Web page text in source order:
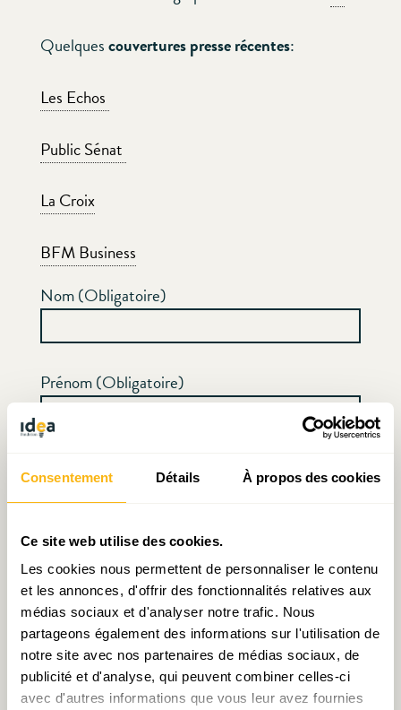
Consentement Détails À propos des cookies
Ce site web utilise des cookies.
Les cookies nous permettent de personnaliser le contenu
et les annonces, d'offrir des fonctionnalités relatives aux
médias sociaux et d'analyser notre trafic. Nous
partageons également des informations sur l'utilisation de
notre site avec nos partenaires de médias sociaux, de
publicité et d'analyse, qui peuvent combiner celles-ci
avec d'autres informations que vous leur avez fournies
Quelquescouvertures presse récentes:
Les Echos
Public Sénat
La Croix
BFM Business
Nom (Obligatoire)
Prénom (Obligatoire)
Adresse email (Obligatoire)
En remplissant le formulaire ci-dessus, vous
acceptez que, conformément au Règlement
Général sur la Protection des Données (RGPD),